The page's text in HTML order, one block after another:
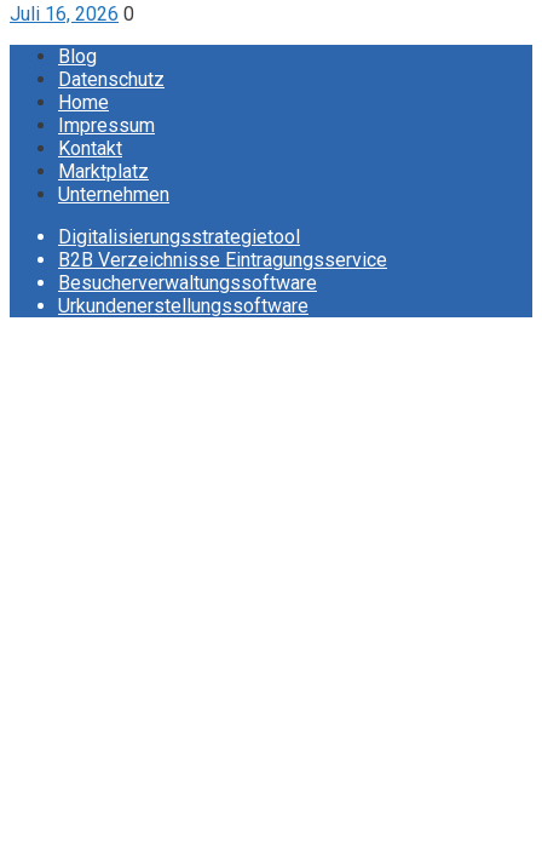
Juli 16, 2026 0
Blog
Datenschutz
Home
Impressum
Kontakt
Marktplatz
Unternehmen
Digitalisierungsstrategietool
B2B Verzeichnisse Eintragungsservice
Besucherverwaltungssoftware
Urkundenerstellungssoftware